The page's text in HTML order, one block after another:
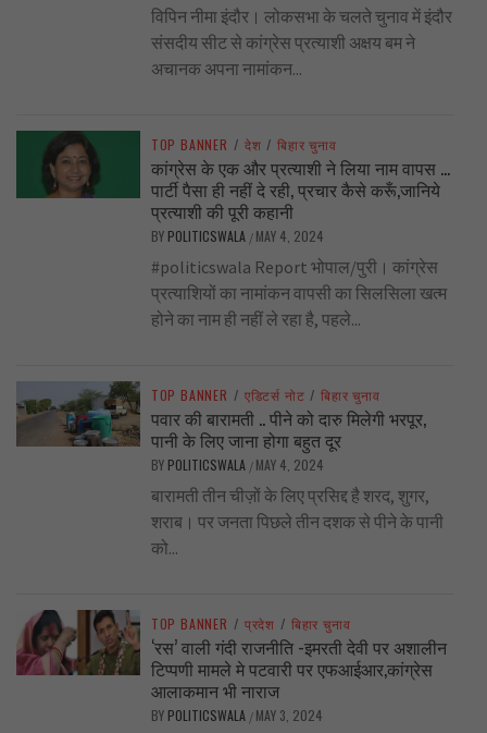
विपिन नीमा इंदौर। लोकसभा के चलते चुनाव में इंदौर
संसदीय सीट से कांग्रेस प्रत्याशी अक्षय बम ने
अचानक अपना नामांकन...
TOP BANNER / देश / बिहार चुनाव
कांग्रेस के एक और प्रत्याशी ने लिया नाम वापस …
पार्टी पैसा ही नहीं दे रही, प्रचार कैसे करूँ,जानिये
प्रत्याशी की पूरी कहानी
BY POLITICSWALA / MAY 4, 2024
#politicswala Report भोपाल/पुरी। कांग्रेस
प्रत्याशियों का नामांकन वापसी का सिलसिला खत्म
होने का नाम ही नहीं ले रहा है, पहले...
TOP BANNER / एडिटर्स नोट / बिहार चुनाव
पवार की बारामती .. पीने को दारु मिलेगी भरपूर,
पानी के लिए जाना होगा बहुत दूर
BY POLITICSWALA / MAY 4, 2024
बारामती तीन चीज़ों के लिए प्रसिद्द है शरद, शुगर,
शराब। पर जनता पिछले तीन दशक से पीने के पानी
को...
TOP BANNER / प्रदेश / बिहार चुनाव
‘रस’ वाली गंदी राजनीति -इमरती देवी पर अशालीन
टिप्पणी मामले मे पटवारी पर एफआईआर,कांग्रेस
आलाकमान भी नाराज
BY POLITICSWALA / MAY 3, 2024